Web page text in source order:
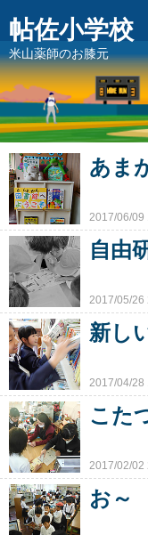
帖佐小学校
米山薬師のお膝元
あま
2017/06/09
自由
2017/05/26
新し
2017/04/28
こた
2017/02/02
お～